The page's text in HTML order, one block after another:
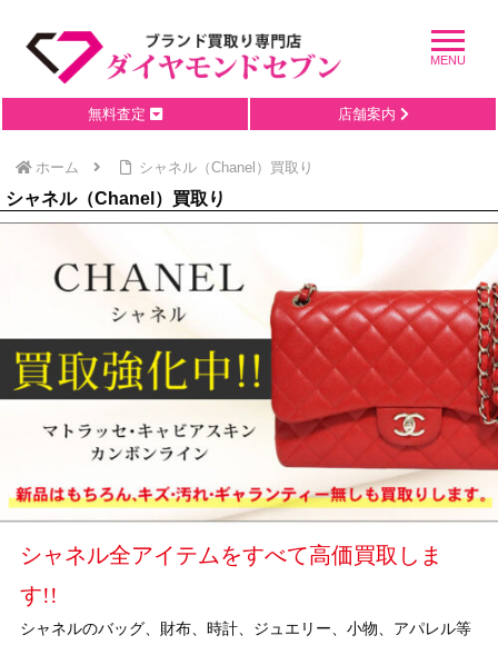
無料査定 店舗案内
ホーム シャネル（Chanel）買取り
シャネル（Chanel）買取り
シャネル全アイテムをすべて高価買取しま
す!!
シャネルのバッグ、財布、時計、ジュエリー、小物、アパレル等